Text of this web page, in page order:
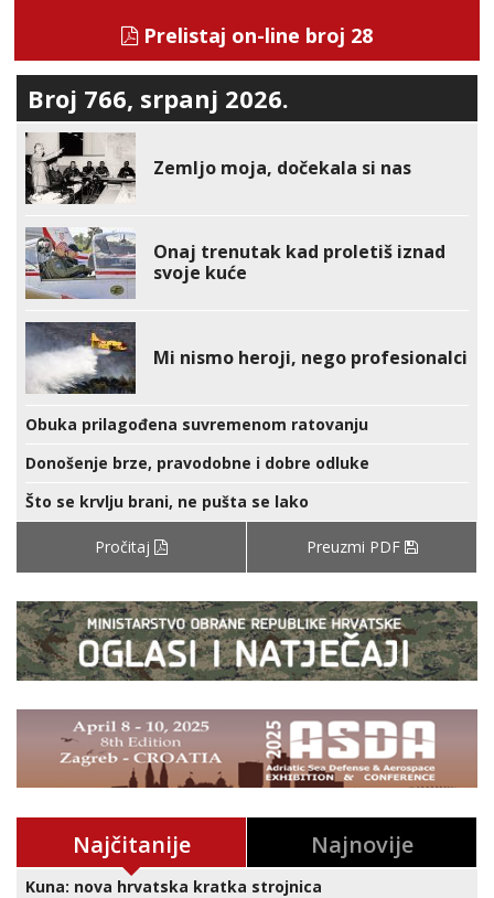
Prelistaj on-line broj 28
Broj 766, srpanj 2026.
Zemljo moja, dočekala si nas
Onaj trenutak kad proletiš iznad
svoje kuće
Mi nismo heroji, nego profesionalci
Obuka prilagođena suvremenom ratovanju
Donošenje brze, pravodobne i dobre odluke
Što se krvlju brani, ne pušta se lako
Pročitaj Preuzmi PDF
Najčitanije Najnovije
Kuna: nova hrvatska kratka strojnica